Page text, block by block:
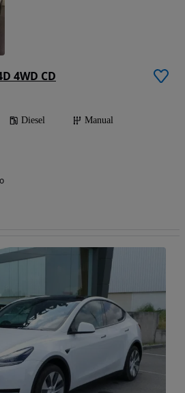
4WD CD
Diesel
Manual